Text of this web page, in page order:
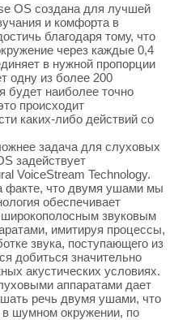
OS создана для лучшей
и комфорта в
благодаря тому, что
через каждые 0,4
в нужной пропорции
одну из более 200
будет наиболее точно
происходит
каких-либо действий со
задача для слуховых
задействует
VoiceStream Technology.
факте, что двумя ушами мы
обеспечивает
звуковым
имитируя процессы,
звука, поступающего из
добиться значительно
акустических условиях.
аппаратами дает
речь двумя ушами, что
в шумном окружении, по